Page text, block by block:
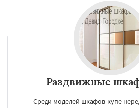
Раздвижные
Среди моделей шкафов-купе